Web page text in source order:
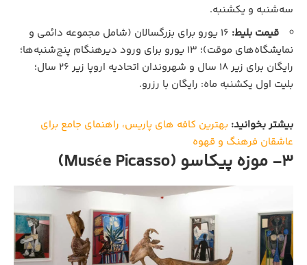
سه‌شنبه و یکشنبه.
قیمت بلیط:
۱۶ یورو برای بزرگسالان (شامل مجموعه دائمی و
نمایشگاه‌های موقت)؛ ۱۳ یورو برای ورود دیرهنگام پنج‌شنبه‌ها؛
رایگان برای زیر ۱۸ سال و شهروندان اتحادیه اروپا زیر ۲۶ سال؛
بلیت اول یکشنبه ماه: رایگان با رزرو.
بیشتر بخوانید: بهترین کافه‌ های پاریس، راهنمای جامع برای
عاشقان فرهنگ و قهوه
3- موزه پیکاسو (Musée Picasso)